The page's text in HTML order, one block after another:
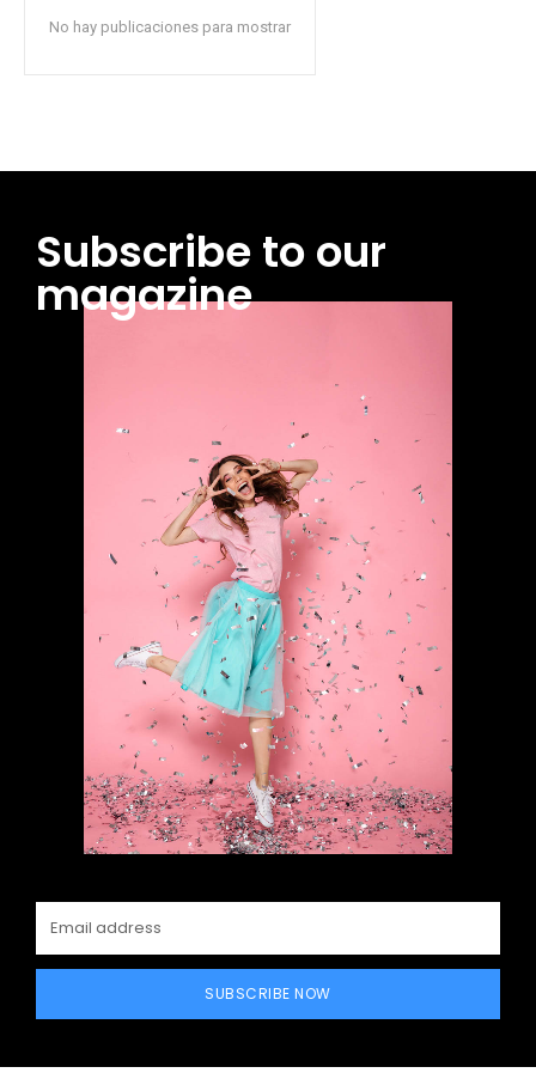
No hay publicaciones para mostrar
Subscribe to our
magazine
SUBSCRIBE NOW